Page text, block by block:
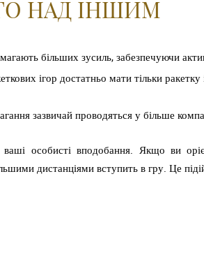
НАД ІНШИМ
більших зусиль, забезпечуючи
ігор достатньо мати тільки ракетку
зазвичай проводяться у більше
особисті вподобання. Якщо ви
дистанціями вступить в гру. Це